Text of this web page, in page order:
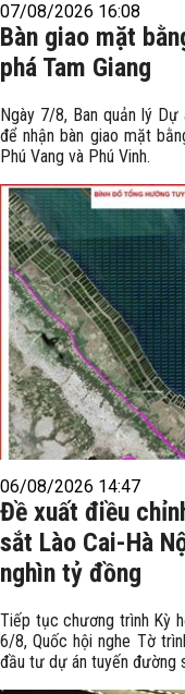
07/08/2026 16:08
Bàn giao mặt
phá Tam Giang
Ngày 7/8, Ban quản lý
để nhận bàn giao mặt
Phú Vang và Phú Vinh.
06/08/2026 14:47
Đề xuất điều
sắt Lào Cai-Hà
nghìn tỷ đồng
Tiếp tục chương trình Kỳ
6/8, Quốc hội nghe Tờ
đầu tư dự án tuyến đường